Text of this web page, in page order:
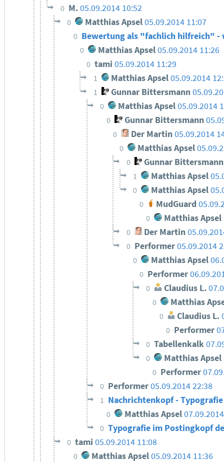
0 M.05.09.2014 10:52
0 Matthias Apsel 05.09.2014 11:07
0 Bewertung als "fachlich hilfreich" -
0 Matthias Apsel05.09.2014 11:26
0 tami05.09.2014 11:29
1 Matthias Apsel05.09.2014
1 Gunnar Bittersmann
0 Matthias Apsel 05.09.2014
0 Gunnar Bittersmann
0 Der Martin05.09.2014
0 Matthias Apsel
0 Gunnar Bittersmann
1 Matthias Apsel
0 Matthias Apsel
0 MudGuard
0 Matthias Apsel
0 Der Martin
0 Performer05.09.2014
0 Matthias Apsel
0 Performer
0 Claudius L.
0 Matthias
0 Claudius L.
0 Performer
0 Tabellenkalk
0 Matthias Apsel
0 Performer
0 Performer05.09.2014 22:38
1 Nachrichtenkopf -
0 Matthias Apsel
0 Typografie im Postingkopf
0 tami 05.09.2014 11:08
0 Matthias Apsel05.09.2014 11:36